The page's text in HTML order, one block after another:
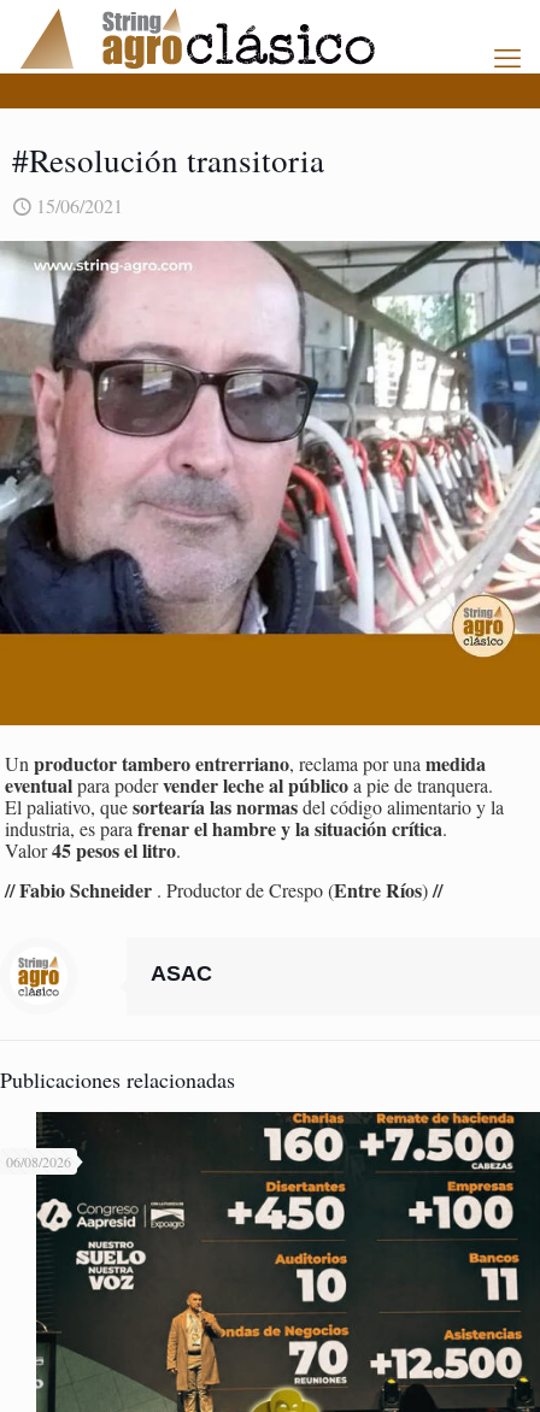
#Resolución transitoria
15/06/2021
Unproductor tambero entrerriano, reclama por unamedida
eventualpara podervender leche al públicoa pie de tranquera.
El paliativo, quesortearía las normasdel código alimentario y la
industria, es para frenar el hambre y la situación crítica.
Valor45 pesos el litro.
// Fabio Schneider . Productor de Crespo (Entre Ríos)//
ASAC
Publicaciones relacionadas
06/08/2026